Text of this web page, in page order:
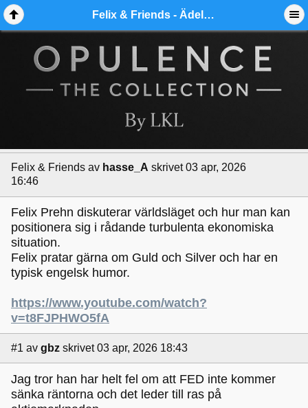
Felix & Friends - Ädelmetallforum
Felix & Friends av hasse_A skrivet 03 apr, 2026
16:46
Felix Prehn diskuterar världsläget och hur man kan
positionera sig i rådande turbulenta ekonomiska
situation.
Felix pratar gärna om Guld och Silver och har en
typisk engelsk humor.
https://www.youtube.com/watch?
v=t8FJPHWO5fA
#1 av gbz skrivet 03 apr, 2026 18:43
Jag tror han har helt fel om att FED inte kommer
sänka räntorna och det leder till ras på